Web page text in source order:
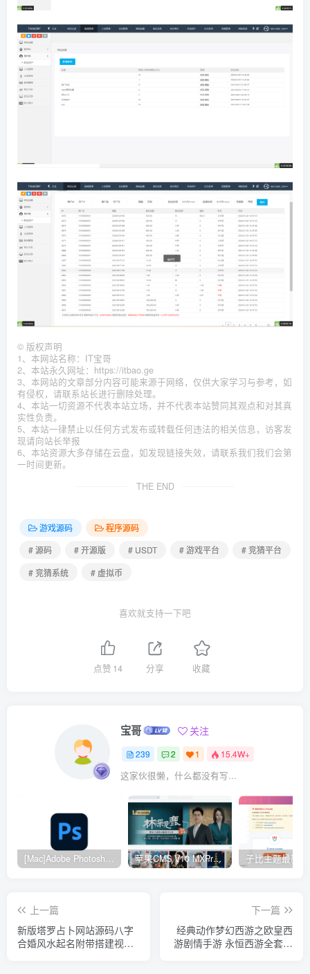
© 版权声明
1、本网站名称：IT宝哥
2、本站永久网址：https://itbao.ge
3、本网站的文章部分内容可能来源于网络，仅供大家学习与参考，如
有侵权，请联系站长进行删除处理。
4、本站一切资源不代表本站立场，并不代表本站赞同其观点和对其真
实性负责。
5、本站一律禁止以任何方式发布或转载任何违法的相关信息，访客发
现请向站长举报
6、本站资源大多存储在云盘，如发现链接失效，请联系我们我们会第
一时间更新。
THE END
游戏源码
程序源码
# 源码
# 开源版 # USDT # 游戏平台
# 竞猜平台
# 竞猜系统
# 虚拟币
喜欢就支持一下吧
点赞 14 分享 收藏
宝哥 关注
239 2 1 15.4W+
这家伙很懒，什么都没有写...
[Mac]Adobe Photoshop 2024 苹果CMS V10 MXProV4.5 觅知优化版
上一篇
新版塔罗占卜网站源码八字
合婚风水起名附带搭建视频
下一篇
经典动作梦幻西游之欧皇西
游剧情手游 永恒西游全套源